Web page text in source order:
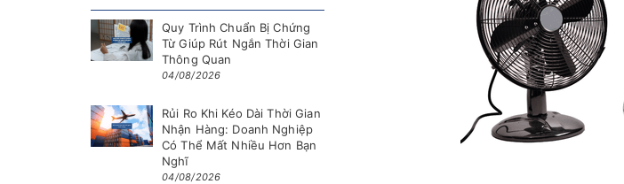
Quy Trình Chuẩn Bị Chứng
Từ Giúp Rút Ngắn Thời Gian
Thông Quan
04/08/2026
Rủi Ro Khi Kéo Dài Thời Gian
Nhận Hàng: Doanh Nghiệp
Có Thể Mất Nhiều Hơn Bạn
Nghĩ
04/08/2026